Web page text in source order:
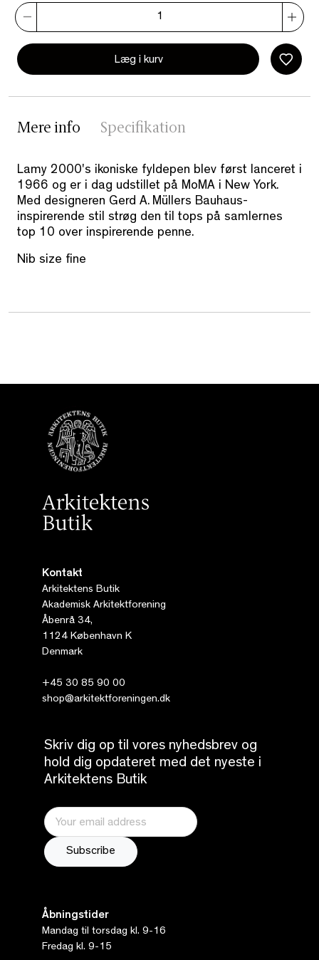
Læg i kurv
Mere info Specifikation
Lamy 2000's ikoniske fyldepen blev først lanceret i
1966 og er i dag udstillet på MoMA i New York.
Med designeren Gerd A. Müllers Bauhaus-
inspirerende stil strøg den til tops på samlernes
top 10 over inspirerende penne.
Nib size fine
Kontakt
Arkitektens Butik
Akademisk Arkitektforening
Åbenrå 34,
1124 København K
Denmark
+45 30 85 90 00
shop@arkitektforeningen.dk
Skriv dig op til vores nyhedsbrev og
hold dig opdateret med det nyeste i
Arkitektens Butik
Åbningstider
Mandag til torsdag kl. 9-16
Fredag kl. 9-15